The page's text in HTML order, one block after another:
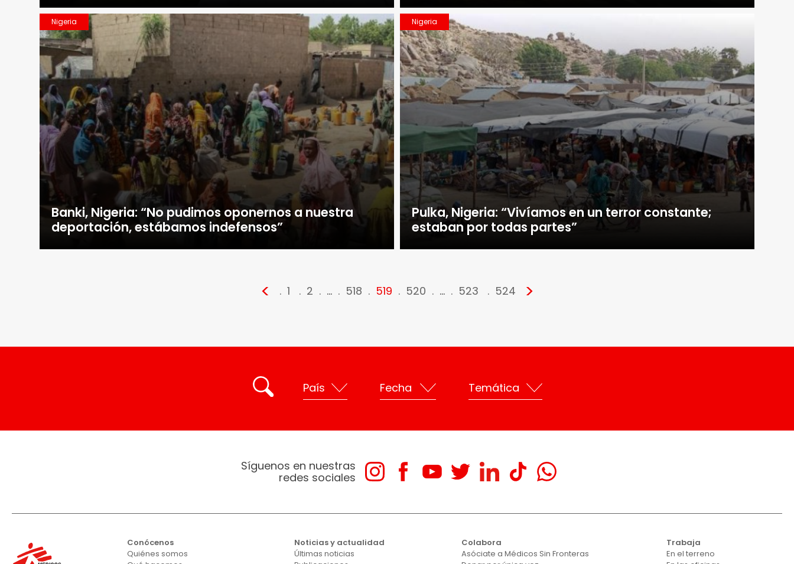
Nigeria
Banki, Nigeria: “No pudimos oponernos a nuestra
deportación, estábamos indefensos”
Nigeria
Pulka, Nigeria: “Vivíamos en un terror constante;
estaban por todas partes”
< 1 2 … 518 519 520 … 523 524 >
Síguenos en nuestras
redes sociales
Conócenos
Quiénes somos
Noticias y actualidad
Últimas noticias
Colabora
Asóciate a Médicos Sin Fronteras
Trabaja
En el terreno